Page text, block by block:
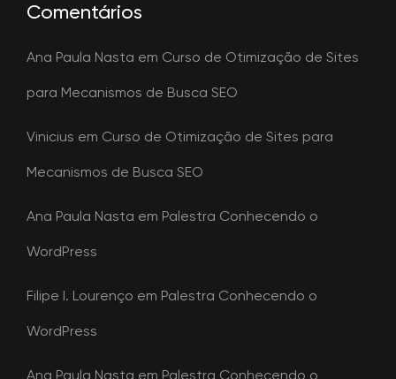
Comentários
Ana Paula Nasta em Curso de Otimização de Sites
para Mecanismos de Busca SEO
Vinicius em Curso de Otimização de Sites para
Mecanismos de Busca SEO
Ana Paula Nasta em Palestra Conhecendo o
WordPress
Filipe I. Lourenço em Palestra Conhecendo o
WordPress
Ana Paula Nasta em Palestra Conhecendo o